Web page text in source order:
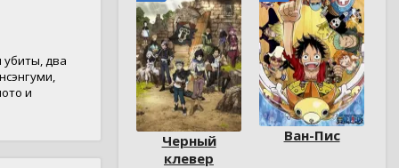
убиты, два
и
Черный
клевер
Ван-Пис